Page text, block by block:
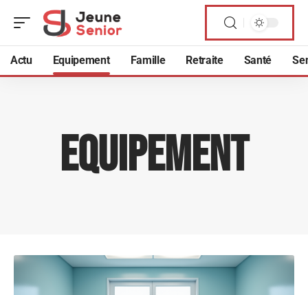
Actu Equipement Famille Retraite Santé
Equipement